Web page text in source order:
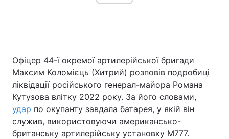
Офіцер 44-ї окремої артилерійської бригади
Максим Коломієць (Хитрий) розповів подробиці
ліквідації російського генерал-майора Романа
Кутузова влітку 2022 року. За його словами,
удар по окупанту завдала батарея, у якій він
служив, використовуючи американсько-
британську артилерійську установку М777.